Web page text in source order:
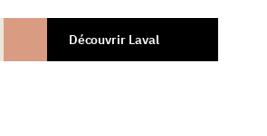
Découvrir Laval